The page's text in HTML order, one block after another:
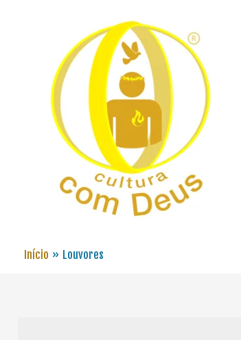
Início Louvores